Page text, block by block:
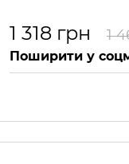
1 318 грн 1
Поширити у